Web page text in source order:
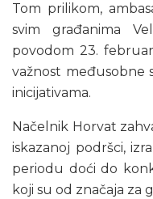
Tom prilikom,
svim građanima
povodom 23.
važnost međusobne
inicijativama.
Načelnik Horvat
iskazanoj podršci,
periodu doći do
koji su od značaja za